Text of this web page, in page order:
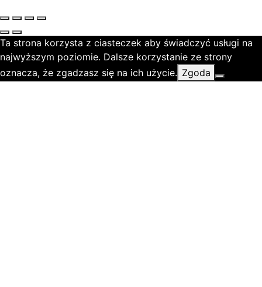
Ta strona korzysta z ciasteczek aby świadczyć usługi na
najwyższym poziomie. Dalsze korzystanie ze strony
oznacza, że zgadzasz się na ich użycie. Zgoda